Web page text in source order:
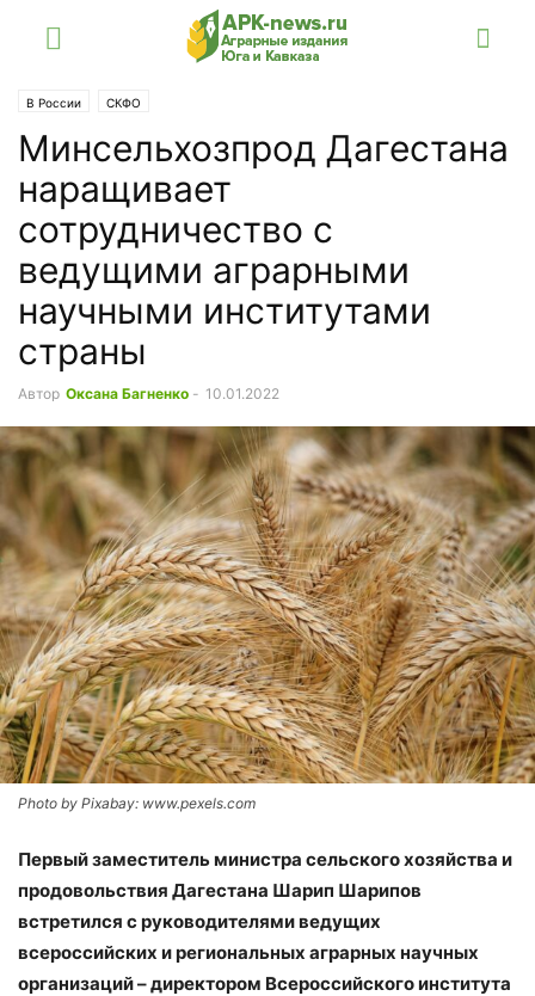
В России СКФО
Минсельхозпрод Дагестана
наращивает
сотрудничество с
ведущими аграрными
научными институтами
страны
Автор Оксана Багненко - 10.01.2022
Photo by Pixabay: www.pexels.com
Первый заместитель министра сельского хозяйства и
продовольствия Дагестана Шарип Шарипов
встретился с руководителями ведущих
всероссийских и региональных аграрных научных
организаций – директором Всероссийского института